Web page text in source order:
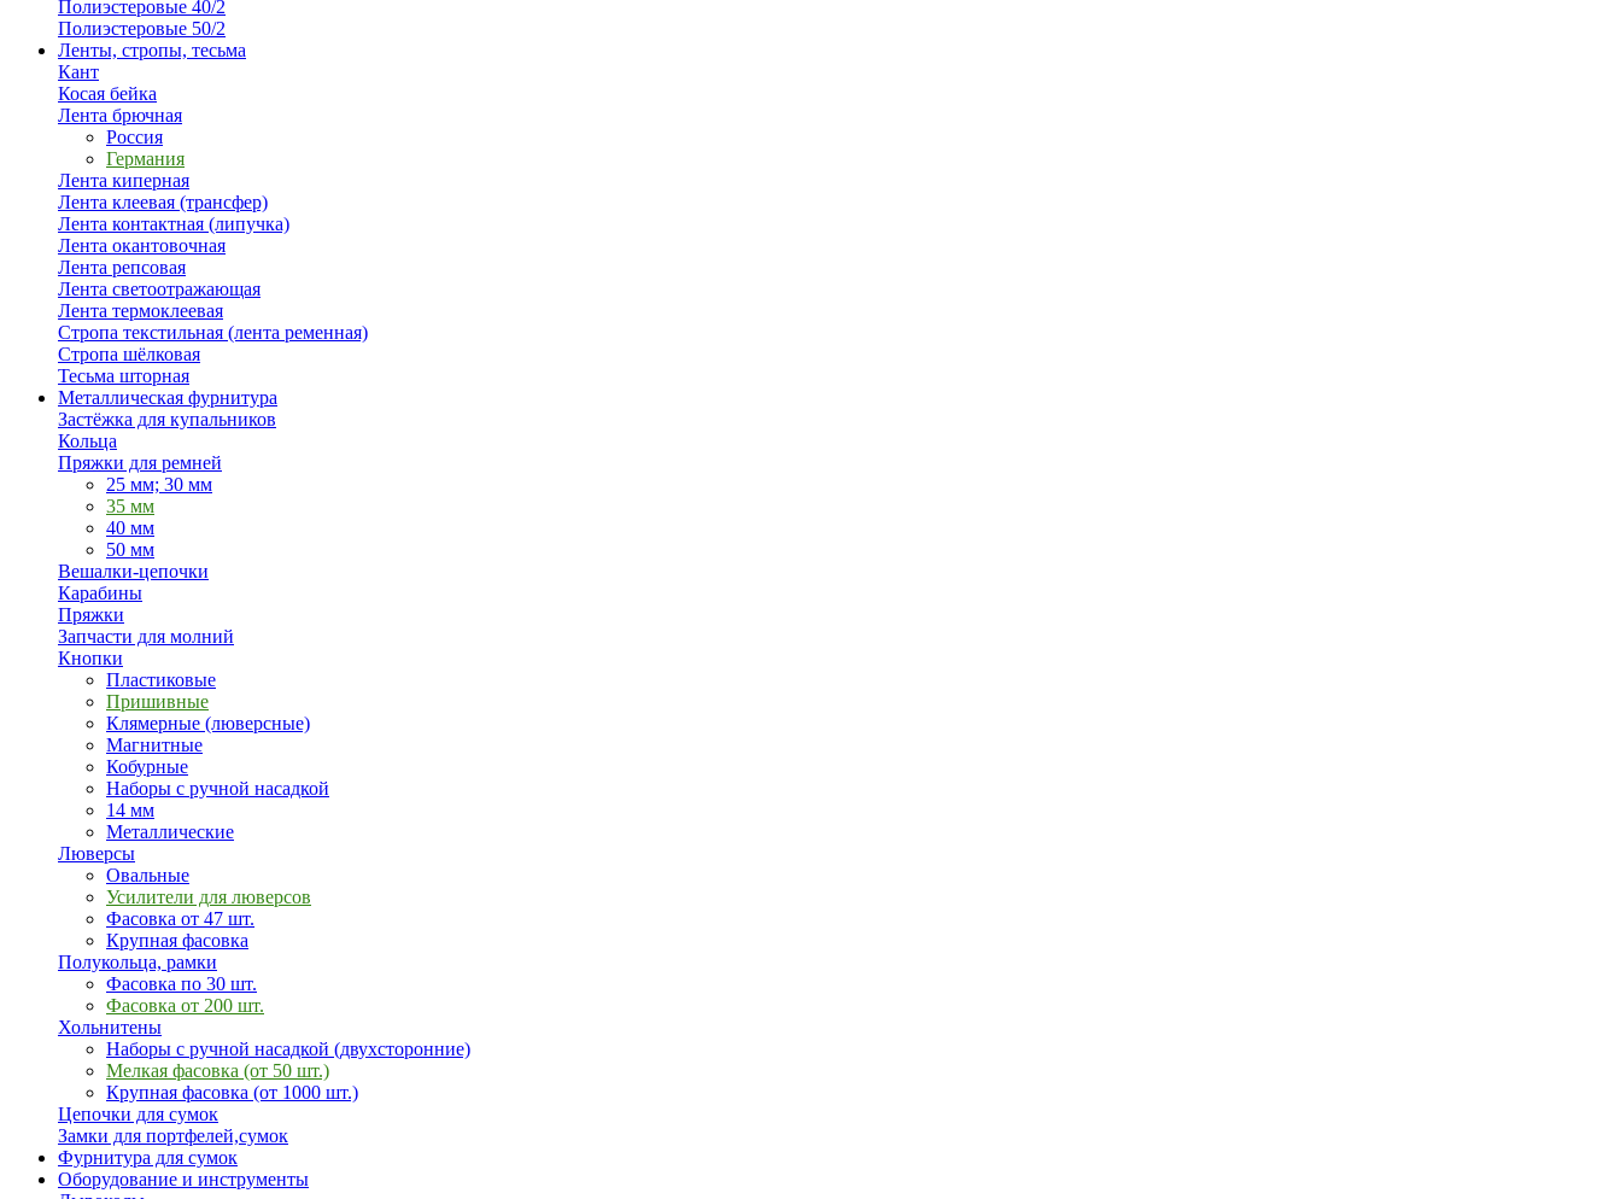
Полиэстеровые 40/2
Полиэстеровые 50/2
Ленты, стропы, тесьма
Кант
Косая бейка
Лента брючная
Россия
Германия
Лента киперная
Лента клеевая (трансфер)
Лента контактная (липучка)
Лента окантовочная
Лента репсовая
Лента светоотражающая
Лента термоклеевая
Стропа текстильная (лента ременная)
Стропа шёлковая
Тесьма шторная
Металлическая фурнитура
Застёжка для купальников
Кольца
Пряжки для ремней
25 мм; 30 мм
35 мм
40 мм
50 мм
Вешалки-цепочки
Карабины
Пряжки
Запчасти для молний
Кнопки
Пластиковые
Пришивные
Клямерные (люверсные)
Магнитные
Кобурные
Наборы с ручной насадкой
14 мм
Металлические
Люверсы
Овальные
Усилители для люверсов
Фасовка от 47 шт.
Крупная фасовка
Полукольца, рамки
Фасовка по 30 шт.
Фасовка от 200 шт.
Хольнитены
Наборы с ручной насадкой (двухсторонние)
Мелкая фасовка (от 50 шт.)
Крупная фасовка (от 1000 шт.)
Цепочки для сумок
Замки для портфелей,сумок
Фурнитура для сумок
Оборудование и инструменты